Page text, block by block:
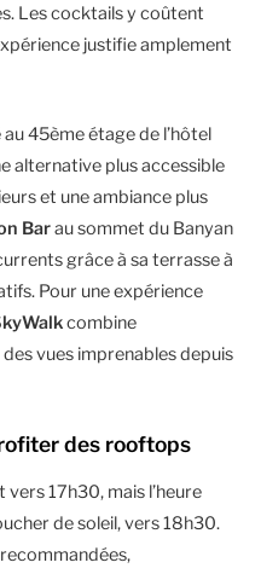
Les cocktails y coûtent
justifie amplement
au 45ème étage de l’hôtel
alternative plus accessible
et une ambiance plus
Barau sommet du Banyan
grâce à sa terrasse à
Pour une expérience
combine
vues imprenables depuis
des rooftops
vers 17h30, mais l’heure
de soleil, vers 18h30.